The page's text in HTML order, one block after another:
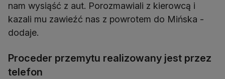
nam wysiąść z aut. Porozmawiali z kierowcą i
kazali mu zawieźć nas z powrotem do Mińska -
dodaje.
Proceder przemytu realizowany jest przez
telefon